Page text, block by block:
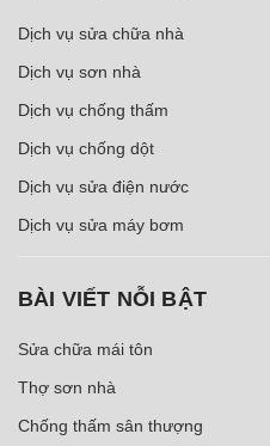
Dịch vụ sửa chữa nhà
Dịch vụ sơn nhà
Dịch vụ chống thấm
Dịch vụ chống dột
Dịch vụ sửa điện nước
Dịch vụ sửa máy bơm
BÀI VIẾT NỖI BẬT
Sửa chữa mái tôn
Thợ sơn nhà
Chống thấm sân thượng